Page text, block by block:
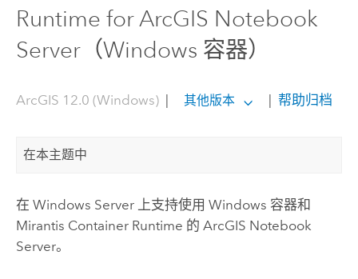
Runtime for ArcGIS Notebook
Server（Windows 容器）
ArcGIS 12.0 (Windows)| 其他版本 帮助归档
在本主题中
在 Windows Server上支持使用 Windows 容器和
Mirantis Container Runtime 的 ArcGIS Notebook
Server。